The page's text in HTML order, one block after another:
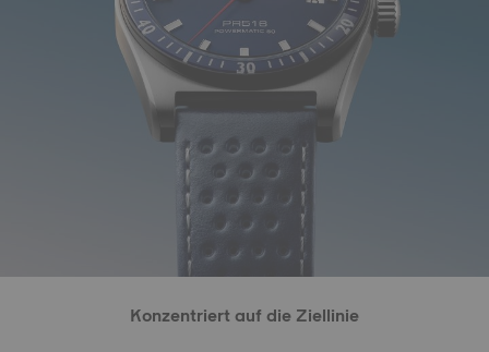
Konzentriert auf die Ziellinie